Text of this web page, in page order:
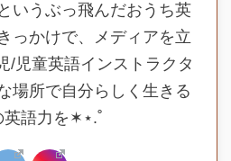
いうぶっ飛んだおうち英
っかけで、メディアを立
/児童英語インストラクタ
場所で自分らしく生きる
英語力を✶⋆.˚